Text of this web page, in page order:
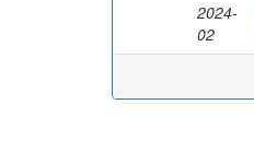
2024-
02